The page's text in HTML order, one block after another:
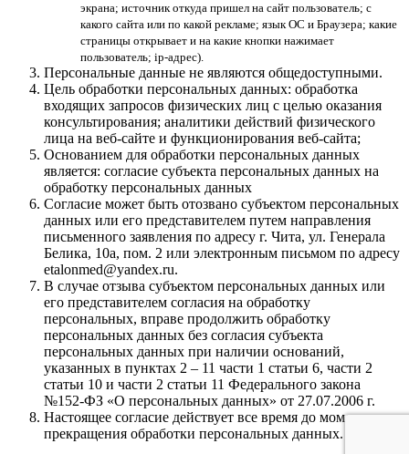
экрана; источник откуда пришел на сайт пользователь; с
какого сайта или по какой рекламе; язык ОС и Браузера; какие
страницы открывает и на какие кнопки нажимает
пользователь; ip-адрес).
Персональные данные не являются общедоступными.
Цель обработки персональных данных: обработка
входящих запросов физических лиц с целью оказания
консультирования; аналитики действий физического
лица на веб-сайте и функционирования веб-сайта;
Основанием для обработки персональных данных
является: согласие субъекта персональных данных на
обработку персональных данных
Согласие может быть отозвано субъектом персональных
данных или его представителем путем направления
письменного заявления по адресу г. Чита, ул. Генерала
Белика, 10а, пом. 2 или электронным письмом по адресу
etalonmed@yandex.ru.
В случае отзыва субъектом персональных данных или
его представителем согласия на обработку
персональных, вправе продолжить обработку
персональных данных без согласия субъекта
персональных данных при наличии оснований,
указанных в пунктах 2 – 11 части 1 статьи 6, части 2
статьи 10 и части 2 статьи 11 Федерального закона
№152-ФЗ «О персональных данных» от 27.07.2006 г.
Настоящее согласие действует все время до момента
прекращения обработки персональных данных.